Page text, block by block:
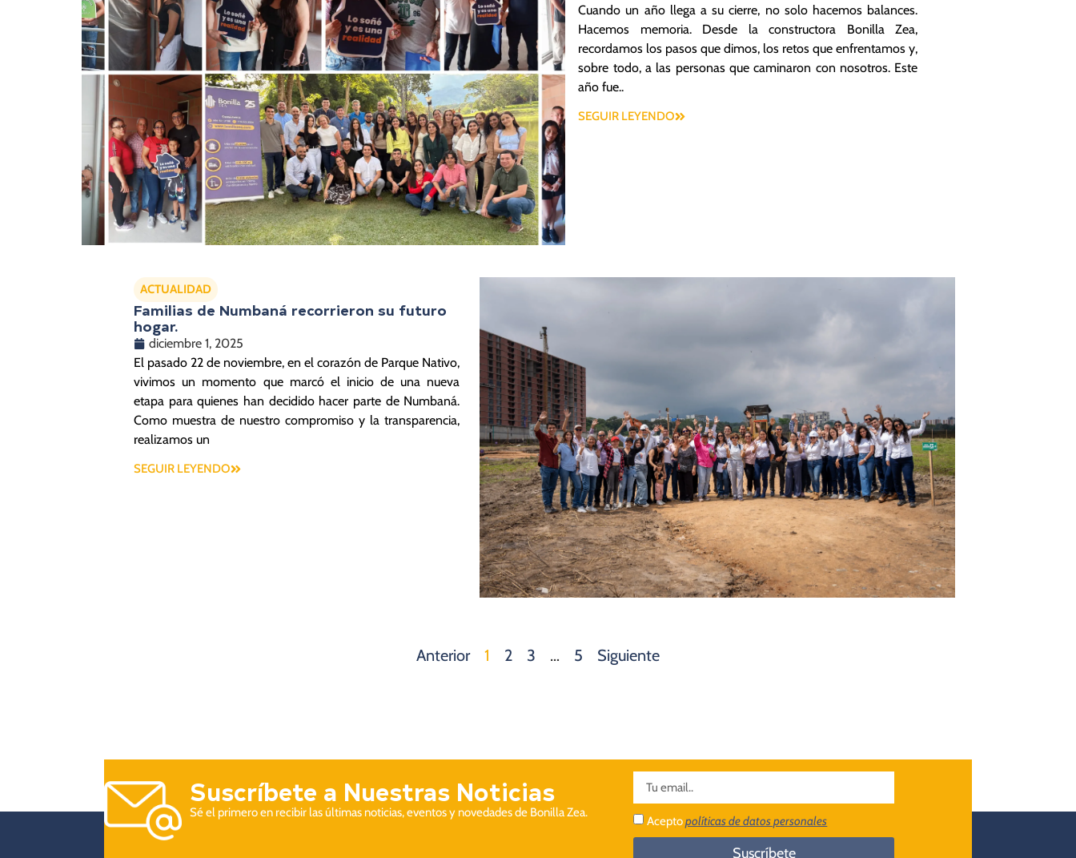
Cuando un año llega a su cierre, no solo hacemos balances.
Hacemos memoria. Desde la constructora Bonilla Zea,
recordamos los pasos que dimos, los retos que enfrentamos y,
sobre todo, a las personas que caminaron con nosotros. Este
año fue..
SEGUIR LEYENDO
ACTUALIDAD
Familias de Numbaná recorrieron su futuro
hogar.
diciembre 1, 2025
El pasado 22 de noviembre, en el corazón de Parque Nativo,
vivimos un momento que marcó el inicio de una nueva
etapa para quienes han decidido hacer parte de Numbaná.
Como muestra de nuestro compromiso y la transparencia,
realizamos un
SEGUIR LEYENDO
Anterior 1 2 3 … 5 Siguiente
Suscríbete a Nuestras Noticias
Sé el primero en recibir las últimas noticias, eventos y novedades de Bonilla Zea.
Aceptopolíticas de datos personales
Suscríbete